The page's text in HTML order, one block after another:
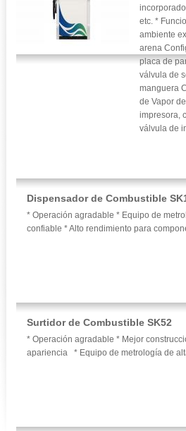
etc. *
ambiente
arena
placa de
válvula de
manguera
de Vapor
impresora,
válvula de
Dispensador de Combustible
* Operación agradable * Equipo de
confiable * Alto rendimiento para
Surtidor de Combustible SK52
* Operación agradable * Mejor
apariencia * Equipo de metrología de